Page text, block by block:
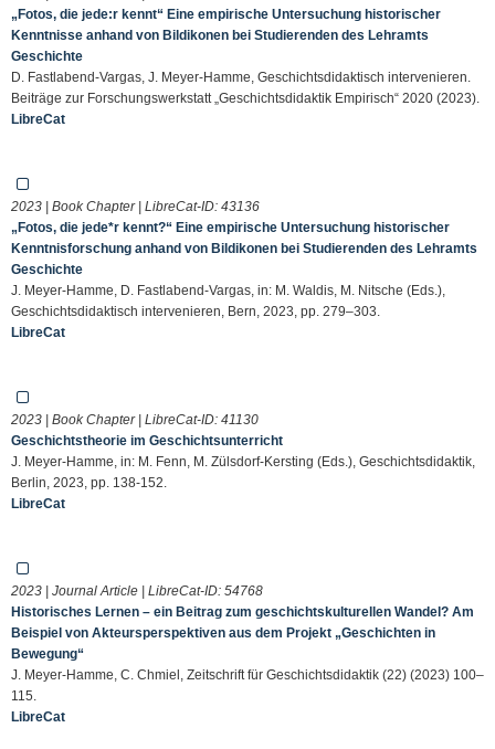
„Fotos, die jede:r kennt“ Eine empirische Untersuchung historischer
Kenntnisse anhand von Bildikonen bei Studierenden des Lehramts
Geschichte
D. Fastlabend-Vargas, J. Meyer-Hamme, Geschichtsdidaktisch intervenieren.
Beiträge zur Forschungswerkstatt „Geschichtsdidaktik Empirisch“ 2020 (2023).
LibreCat
2023 | Book Chapter | LibreCat-ID: 43136
„Fotos, die jede*r kennt?“ Eine empirische Untersuchung historischer
Kenntnisforschung anhand von Bildikonen bei Studierenden des Lehramts
Geschichte
J. Meyer-Hamme, D. Fastlabend-Vargas, in: M. Waldis, M. Nitsche (Eds.),
Geschichtsdidaktisch intervenieren, Bern, 2023, pp. 279–303.
LibreCat
2023 | Book Chapter | LibreCat-ID: 41130
Geschichtstheorie im Geschichtsunterricht
J. Meyer-Hamme, in: M. Fenn, M. Zülsdorf-Kersting (Eds.), Geschichtsdidaktik,
Berlin, 2023, pp. 138-152.
LibreCat
2023 | Journal Article | LibreCat-ID: 54768
Historisches Lernen – ein Beitrag zum geschichtskulturellen Wandel? Am
Beispiel von Akteursperspektiven aus dem Projekt „Geschichten in
Bewegung“
J. Meyer-Hamme, C. Chmiel, Zeitschrift für Geschichtsdidaktik (22) (2023) 100–
115.
LibreCat